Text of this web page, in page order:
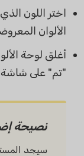
اختر اللون
الألوان
أغلق لوحة
"تم" على شاشة
نصيحة
سيجد